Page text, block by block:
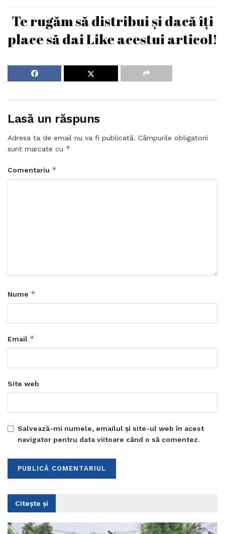
Te rugăm să distribui și dacă îți
place să dai Like acestui articol!
Lasă un răspuns
Adresa ta de email nu va fi publicată. Câmpurile obligatorii
sunt marcate cu *
Comentariu *
Nume *
Email *
Site web
Salvează-mi numele, emailul și site-ul web în acest
navigator pentru data viitoare când o să comentez.
Citește și